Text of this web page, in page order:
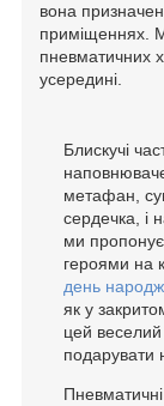
вона
приміщеннях.
пневматичних
усередині.
Блискучі
метафан,
сердечка, і
ми
героями на
день
як у
цей
подарувати
Пневматичні